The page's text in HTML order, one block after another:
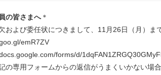
の皆さまへ＊
および委任状につきまして、11月26日（月）ま
emR7ZV
forms/d/
の専用フォームからの返信がうまくいかない場